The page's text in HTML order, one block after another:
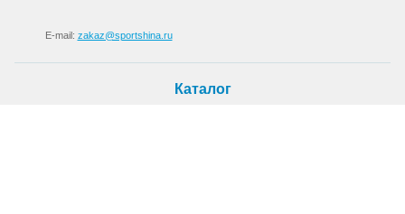
E-mail: zakaz@sportshina.ru
Каталог